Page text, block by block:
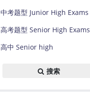
中考题型 Junior High Exams
高考题型 Senior High Exams
高中 Senior high
搜索